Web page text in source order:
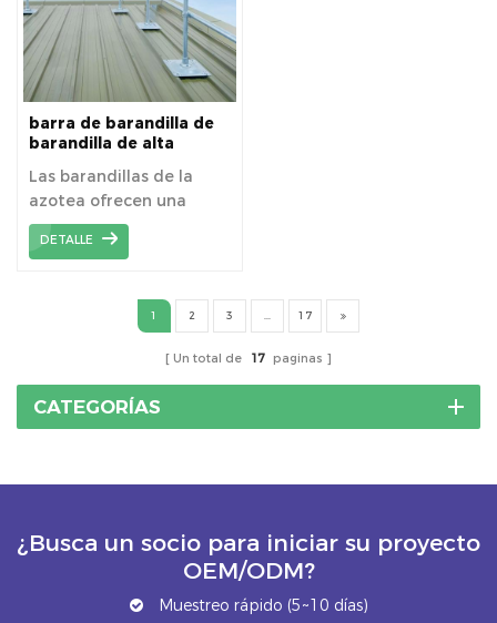
barra de barandilla de
barandilla de alta
Las barandillas de la
azotea ofrecen una
barrera de seguridad
para evitar caídas
el cumplimiento de los
estándares de
de trabajo elevadas en
la azotea.
DETALLE
1 2 3 17
Un total de 17 paginas
CATEGORÍAS
¿Busca un socio para iniciar su proyecto
OEM/ODM?
Muestreo rápido (5~10 días)